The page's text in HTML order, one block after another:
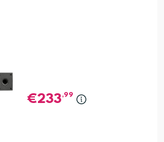
233,99